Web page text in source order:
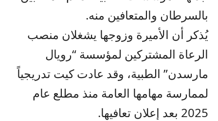
بالسرطان والمتعافين منه.
يُذكر أن الأميرة وزوجها يشغلان منصب
الرعاة المشتركين لمؤسسة “رويال
مارسدن” الطبية، وقد عادت كيت تدريجياً
لممارسة مهامها العامة منذ مطلع عام
2025 بعد إعلان تعافيها.